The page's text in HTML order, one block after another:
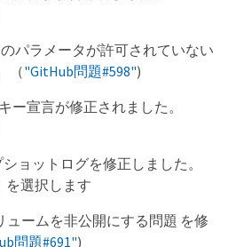
パラメータが許可されていない
（"GitHub問題#598")
ー宣言が修正されました。
ョットログを修正しました。
を選択します
ュームを非公開にする問題 を修
問題#691")